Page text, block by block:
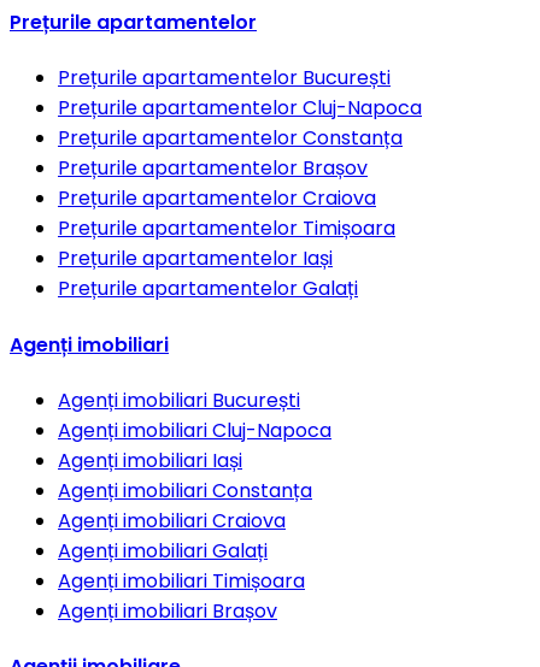
Prețurile apartamentelor
Prețurile apartamentelor București
Prețurile apartamentelorCluj-Napoca
Prețurile apartamentelorConstanța
Prețurile apartamentelor Brașov
Prețurile apartamentelorCraiova
Prețurile apartamentelor Timișoara
Prețurile apartamentelor Iași
Prețurile apartamentelorGalați
Agenți imobiliari
Agenți imobiliari București
Agenți imobiliariCluj-Napoca
Agenți imobiliari Iași
Agenți imobiliariConstanța
Agenți imobiliariCraiova
Agenți imobiliariGalați
Agenți imobiliari Timișoara
Agenți imobiliari Brașov